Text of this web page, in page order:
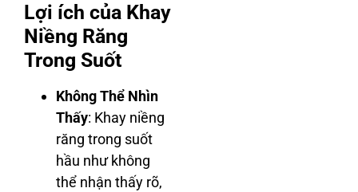
Lợi ích của Khay
Niềng Răng
Trong Suốt
Không Thể Nhìn
Thấy: Khay niềng
răng trong suốt
hầu như không
thể nhận thấy rõ,